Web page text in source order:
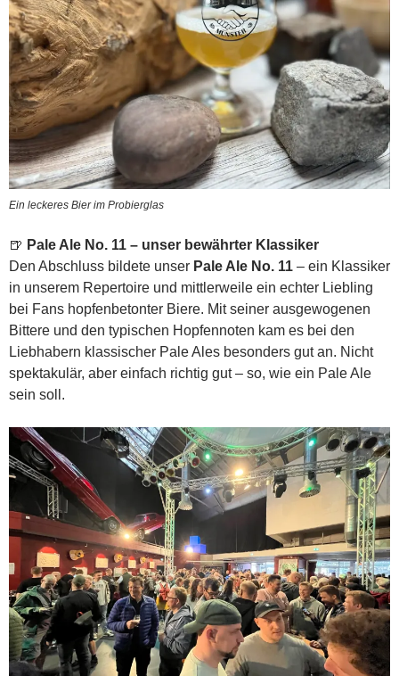
Ein leckeres Bier im Probierglas
🍺 Pale Ale No. 11 – unser bewährter Klassiker
Den Abschluss bildete unser Pale Ale No. 11 – ein Klassiker
in unserem Repertoire und mittlerweile ein echter Liebling
bei Fans hopfenbetonter Biere. Mit seiner ausgewogenen
Bittere und den typischen Hopfennoten kam es bei den
Liebhabern klassischer Pale Ales besonders gut an. Nicht
spektakulär, aber einfach richtig gut – so, wie ein Pale Ale
sein soll.